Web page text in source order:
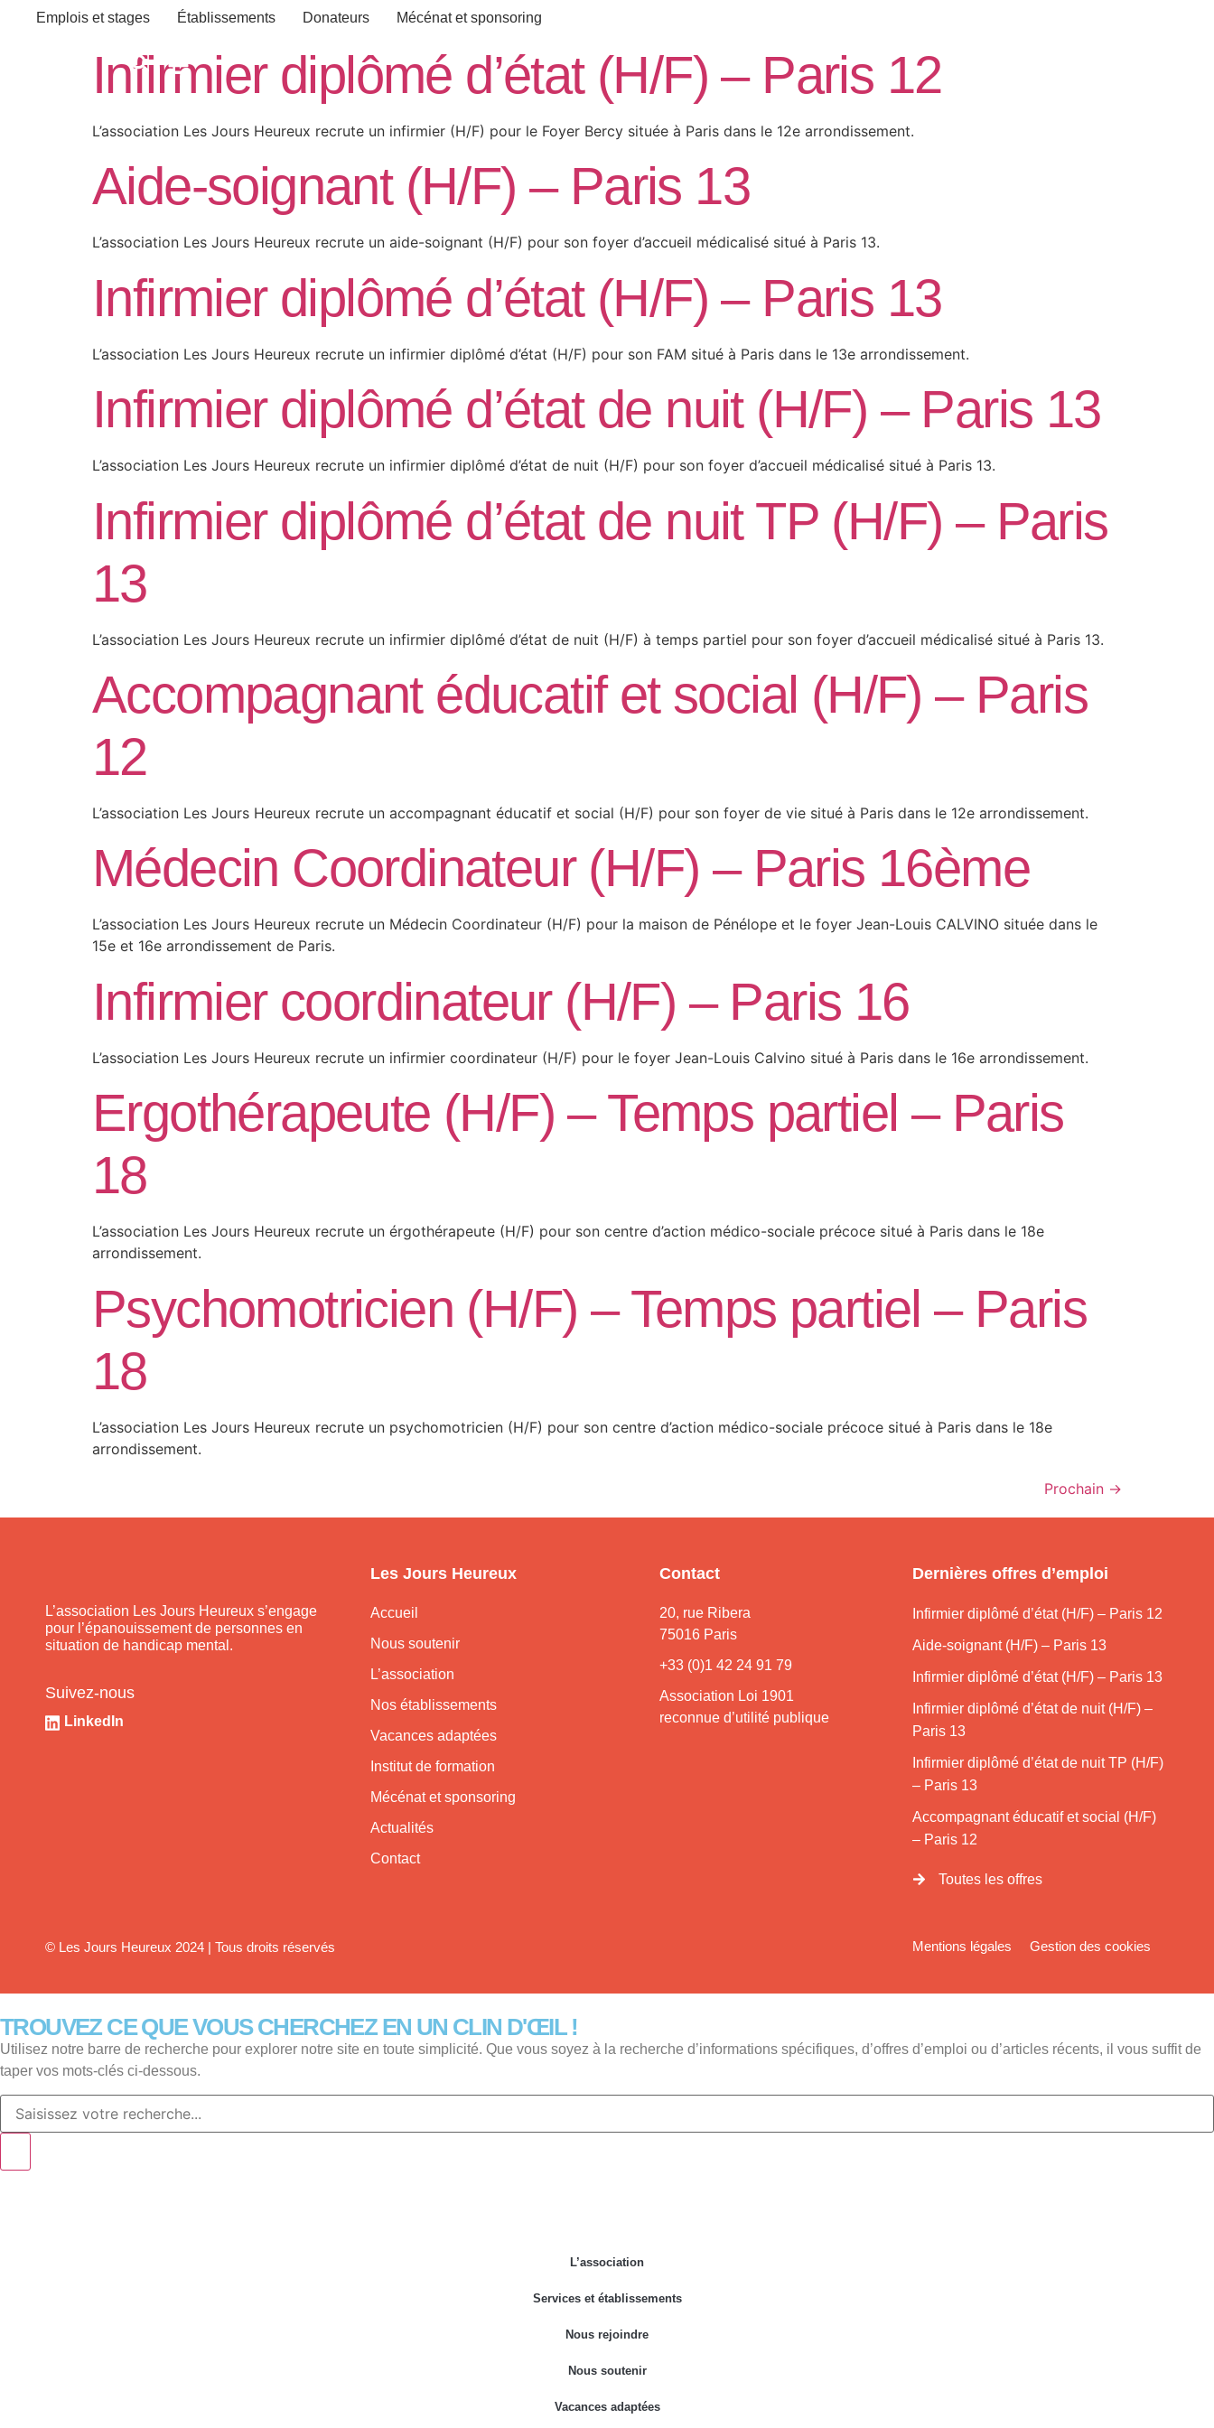
Emplois et stages Établissements Donateurs Mécénat et sponsoring
Infirmier diplômé d’état (H/F) – Paris 12
L’association Les Jours Heureux recrute un infirmier (H/F) pour le Foyer Bercy située à Paris dans le 12e arrondissement.
Aide-soignant (H/F) – Paris 13
L’association Les Jours Heureux recrute un aide-soignant (H/F) pour son foyer d’accueil médicalisé situé à Paris 13.
Infirmier diplômé d’état (H/F) – Paris 13
L’association Les Jours Heureux recrute un infirmier diplômé d’état (H/F) pour son FAM situé à Paris dans le 13e arrondissement.
Infirmier diplômé d’état de nuit (H/F) – Paris 13
L’association Les Jours Heureux recrute un infirmier diplômé d’état de nuit (H/F) pour son foyer d’accueil médicalisé situé à Paris 13.
Infirmier diplômé d’état de nuit TP (H/F) – Paris
13
L’association Les Jours Heureux recrute un infirmier diplômé d’état de nuit (H/F) à temps partiel pour son foyer d’accueil médicalisé situé à Paris 13.
Accompagnant éducatif et social (H/F) – Paris
12
L’association Les Jours Heureux recrute un accompagnant éducatif et social (H/F) pour son foyer de vie situé à Paris dans le 12e arrondissement.
Médecin Coordinateur (H/F) – Paris 16ème
L’association Les Jours Heureux recrute un Médecin Coordinateur (H/F) pour la maison de Pénélope et le foyer Jean-Louis CALVINO située dans le
15e et 16e arrondissement de Paris.
Infirmier coordinateur (H/F) – Paris 16
L’association Les Jours Heureux recrute un infirmier coordinateur (H/F) pour le foyer Jean-Louis Calvino situé à Paris dans le 16e arrondissement.
Ergothérapeute (H/F) – Temps partiel – Paris
18
L’association Les Jours Heureux recrute un érgothérapeute (H/F) pour son centre d’action médico-sociale précoce situé à Paris dans le 18e
arrondissement.
Psychomotricien (H/F) – Temps partiel – Paris
18
L’association Les Jours Heureux recrute un psychomotricien (H/F) pour son centre d’action médico-sociale précoce situé à Paris dans le 18e
arrondissement.
Prochain →
L’association Les Jours Heureux s’engage
pour l’épanouissement de personnes en
situation de handicap mental.
Suivez-nous
LinkedIn
Les Jours Heureux
Accueil
Nous soutenir
L’association
Nos établissements
Vacances adaptées
Institut de formation
Mécénat et sponsoring
Actualités
Contact
Contact
20, rue Ribera
75016 Paris
+33 (0)1 42 24 91 79
Association Loi 1901
reconnue d’utilité publique
Dernières offres d’emploi
Infirmier diplômé d’état (H/F) – Paris 12
Aide-soignant (H/F) – Paris 13
Infirmier diplômé d’état (H/F) – Paris 13
Infirmier diplômé d’état de nuit (H/F) –
Paris 13
Infirmier diplômé d’état de nuit TP (H/F)
– Paris 13
Accompagnant éducatif et social (H/F)
– Paris 12
Toutes les offres
© Les Jours Heureux 2024 | Tous droits réservés Mentions légales Gestion des cookies
TROUVEZ CE QUE VOUS CHERCHEZ EN UN CLIN D'ŒIL !
Utilisez notre barre de recherche pour explorer notre site en toute simplicité. Que vous soyez à la recherche d’informations spécifiques, d’offres d’emploi ou d’articles récents, il vous suffit de
taper vos mots-clés ci-dessous.
L’association
Services et établissements
Nous rejoindre
Nous soutenir
Vacances adaptées